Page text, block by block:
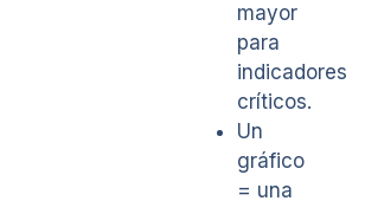
mayor
para
indicadores
críticos.
Un
gráfico
= una